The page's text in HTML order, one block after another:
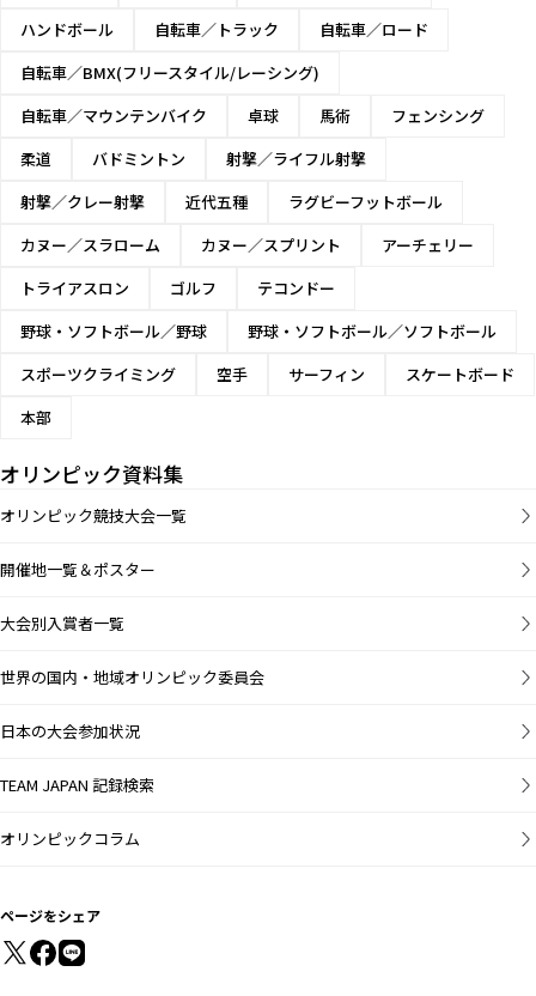
ハンドボール
自転車／トラック
自転車／ロード
自転車／BMX(フリースタイル/レーシング)
自転車／マウンテンバイク
卓球 馬術
フェンシング
柔道
バドミントン
射撃／ライフル射撃
射撃／クレー射撃
近代五種
ラグビーフットボール
カヌー／スラローム
カヌー／スプリント
アーチェリー
トライアスロン
ゴルフ
テコンドー
野球・ソフトボール／野球
野球・ソフトボール／ソフトボール
スポーツクライミング
空手 サーフィン
スケートボード
本部
オリンピック資料集
オリンピック競技大会一覧
開催地一覧＆ポスター
大会別入賞者一覧
世界の国内・地域オリンピック委員会
日本の大会参加状況
TEAM JAPAN 記録検索
オリンピックコラム
ページをシェア